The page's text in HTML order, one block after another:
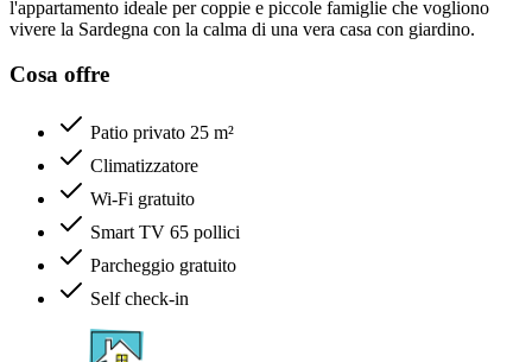
l'appartamento ideale per coppie e piccole famiglie che vogliono
vivere la Sardegna con la calma di una vera casa con giardino.
Cosa offre
Patio privato 25 m²
Climatizzatore
Wi-Fi gratuito
Smart TV 65 pollici
Parcheggio gratuito
Self check-in